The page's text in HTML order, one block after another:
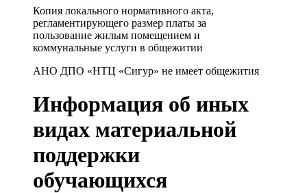
Копия локального нормативного акта,
регламентирующего размер платы за
пользование жилым помещением и
коммунальные услуги в общежитии
АНО ДПО «НТЦ «Сигур» не имеет общежития
Информация об иных
видах материальной
поддержки
обучающихся